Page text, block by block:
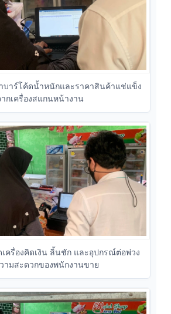
บาร์โค้ดน้ำหนักและราคาสินค้าแช่แข็ง
ากเครื่องสแกนหน้างาน
เครื่องคิดเงิน ลิ้นชัก และอุปกรณ์ต่อพ่วง
ามสะดวกของพนักงานขาย